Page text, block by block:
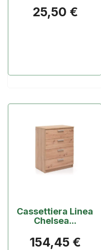
25,50 €
Cassettiera Linea
Chelsea...
154,45 €